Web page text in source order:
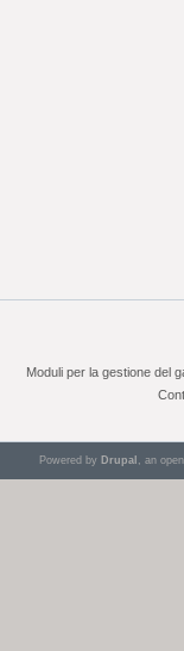
Moduli per la gestione del
Powered by Drupal , an